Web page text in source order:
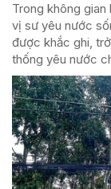
Trong không
vị sư yêu nước
được khắc ghi,
thống yêu nước